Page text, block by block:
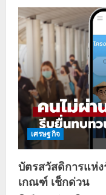
เศรษฐกิจ
บัตรสวัสดิการแห่
เกณฑ์ เช็กด่วน